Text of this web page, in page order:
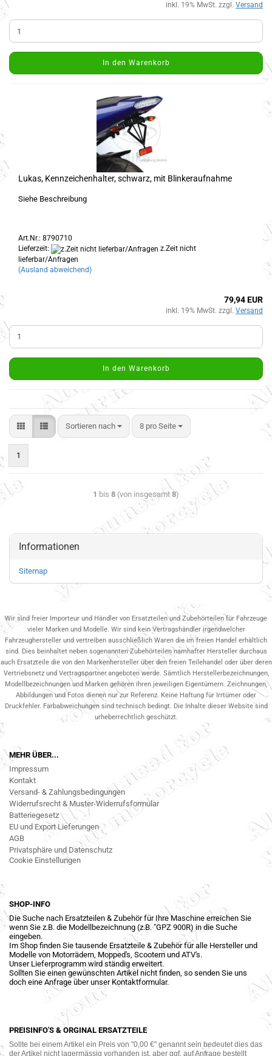
inkl. 19% MwSt. zzgl. Versand
In den Warenkorb
Lukas, Kennzeichenhalter, schwarz, mit Blinkeraufnahme
Siehe Beschreibung
Art.Nr.: 8790710
Lieferzeit:
z.Zeit nicht
lieferbar/Anfragen
(Ausland abweichend)
79,94 EUR
inkl. 19% MwSt. zzgl. Versand
In den Warenkorb
Sortieren nach 8 pro Seite
1
1 bis 8 (von insgesamt 8)
Informationen
Sitemap
Wir sind freier Importeur und Händler von Ersatzteilen und Zubehörteilen für Fahrzeuge
vieler Marken und Modelle. Wir sind kein Vertragshändler irgendwelcher
Fahrzeughersteller und vertreiben ausschließlich Waren die im freien Handel erhältlich
sind. Dies beinhaltet neben sogenannten Zubehörteilen namhafter Hersteller durchaus
auch Ersatzteile die von den Markenhersteller über den freien Teilehandel oder über deren
Vertriebsnetz und Vertragspartner.angeboten werde. Sämtlich Herstellerbezeichnungen,
Modellbezeichnungen und Marken gehören ihren jeweiligen Eigentümern. Zeichnungen,
Abbildungen und Fotos dienen nur zur Referenz. Keine Haftung für Irrtümer oder
Druckfehler. Farbabweichungen sind technisch bedingt. Die Inhalte dieser Website sind
urheberrechtlich geschützt.
MEHR ÜBER...
Impressum
Kontakt
Versand- & Zahlungsbedingungen
Widerrufsrecht & Muster-Widerrufsformular
Batteriegesetz
EU und Export Lieferungen
AGB
Privatsphäre und Datenschutz
Cookie Einstellungen
SHOP-INFO
Die Suche nach Ersatzteilen & Zubehör für Ihre Maschine erreichen Sie
wenn Sie z.B. die Modellbezeichnung (z.B. "GPZ 900R) in die Suche
eingeben.
Im Shop finden Sie tausende Ersatzteile & Zubehör für alle Hersteller und
Modelle von Motorrädern, Mopped's, Scootern und ATV's.
Unser Lieferprogramm wird ständig erweitert.
Sollten Sie einen gewünschten Artikel nicht finden, so senden Sie uns
doch eine Anfrage über unser Kontaktformular.
PREISINFO'S & ORGINAL ERSATZTEILE
Sollte bei einem Artikel ein Preis von "0,00 €" genannt sein bedeutet dies das
der Artikel nicht lagermässig vorhanden ist, aber ggf. auf Anfrage bestellt